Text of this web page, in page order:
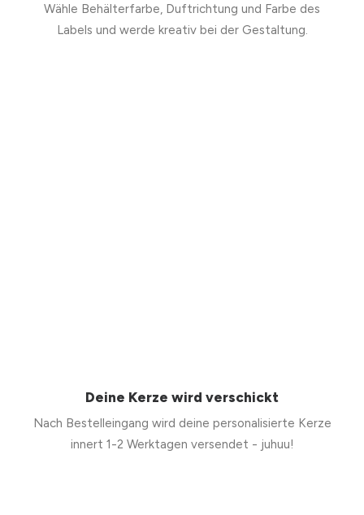
Wähle Behälterfarbe, Duftrichtung und Farbe des
Labels und werde kreativ bei der Gestaltung.
Deine Kerze wird verschickt
Nach Bestelleingang wird deine personalisierte Kerze
innert 1-2 Werktagen versendet - juhuu!